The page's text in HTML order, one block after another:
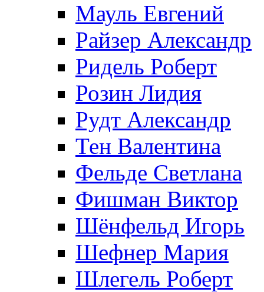
Мауль Евгений
Райзер Александр
Ридель Роберт
Розин Лидия
Рудт Александр
Тен Валентина
Фельде Светлана
Фишман Виктор
Шёнфельд Игорь
Шефнер Мария
Шлегель Роберт